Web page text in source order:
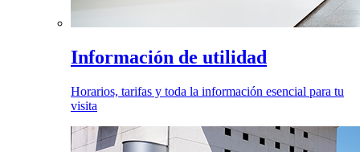
Información de utilidad
Horarios, tarifas y toda la información esencial para tu
visita